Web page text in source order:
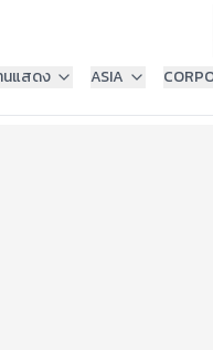
นแสดง ASIA